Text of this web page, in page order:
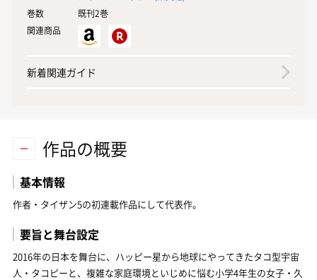
巻数
既刊2巻
関連商品
新着関連ガイド
作品の概要
基本情報
作者・タイザン5の初連載作品にして代表作。
要旨と舞台設定
2016年の日本を舞台に、ハッピー星から地球にやってきたタコ型宇宙
人・タコピーと、複雑な家庭環境といじめに悩む小学4年生の女子・久